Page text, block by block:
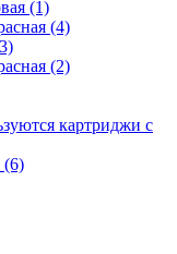
(1)
(4)
(2)
картриджи с
(6)